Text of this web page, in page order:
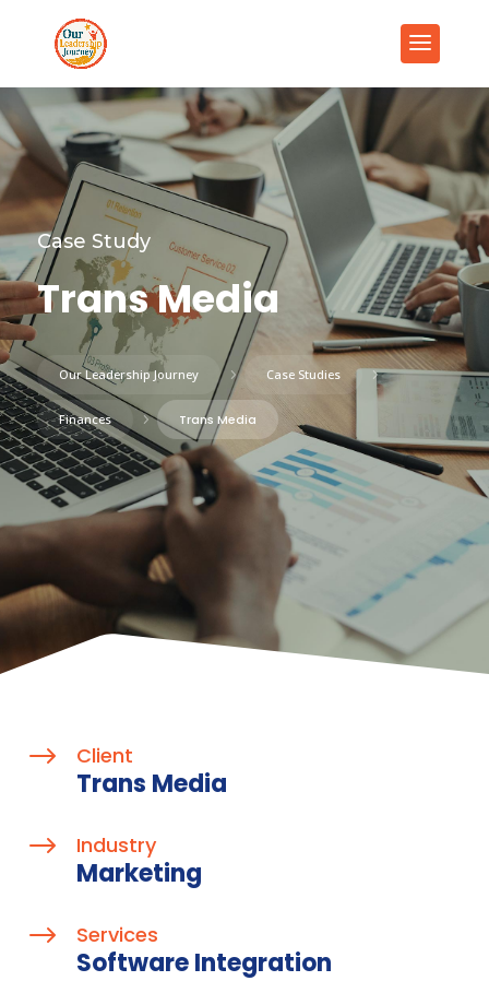
Case Study
Trans Media
Our Leadership Journey 5 Case Studies 5
Finances 5 Trans Media
$ Client
Trans Media
$ Industry
Marketing
$ Services
Software Integration